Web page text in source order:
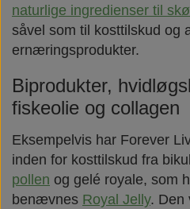
naturlige ingredienser til
såvel som til kosttilskud og
ernæringsprodukter.
Biprodukter,
fiskeolie og collagen
Eksempelvis har Forever
inden for kosttilskud fra
pollen og gelé royale, som
benævnes Royal Jelly. Den